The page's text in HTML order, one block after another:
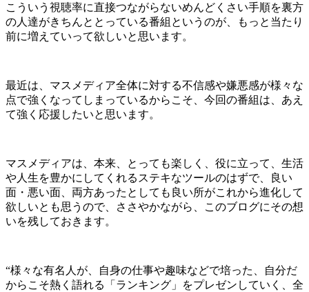
こういう視聴率に直接つながらないめんどくさい手順を裏方
の人達がきちんととっている番組というのが、もっと当たり
前に増えていって欲しいと思います。
最近は、マスメディア全体に対する不信感や嫌悪感が様々な
点で強くなってしまっているからこそ、今回の番組は、あえ
て強く応援したいと思います。
マスメディアは、本来、とっても楽しく、役に立って、生活
や人生を豊かにしてくれるステキなツールのはずで、良い
面・悪い面、両方あったとしても良い所がこれから進化して
欲しいとも思うので、ささやかながら、このブログにその想
いを残しておきます。
“様々な有名人が、自身の仕事や趣味などで培った、自分だ
からこそ熱く語れる「ランキング」をプレゼンしていく
、全